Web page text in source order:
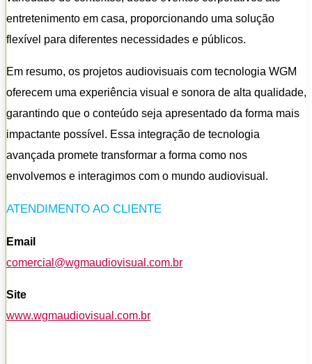
entretenimento em casa, proporcionando uma solução
flexível para diferentes necessidades e públicos.
Em resumo, os projetos audiovisuais com tecnologia WGM
oferecem uma experiência visual e sonora de alta qualidade,
garantindo que o conteúdo seja apresentado da forma mais
impactante possível. Essa integração de tecnologia
avançada promete transformar a forma como nos
envolvemos e interagimos com o mundo audiovisual.
ATENDIMENTO AO CLIENTE
Email
comercial@wgmaudiovisual.com.br
Site
www.wgmaudiovisual.com.br